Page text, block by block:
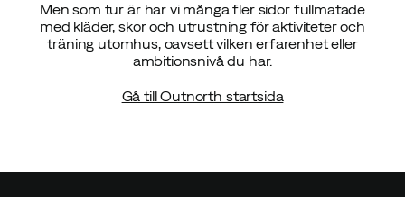
Men som tur är har vi många fler sidor fullmatade
med kläder, skor och utrustning för aktiviteter och
träning utomhus, oavsett vilken erfarenhet eller
ambitionsnivå du har.
Gå till Outnorth startsida